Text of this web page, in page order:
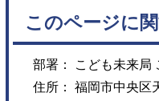
このページに
部署： こども未来局
住所： 福岡市中央区